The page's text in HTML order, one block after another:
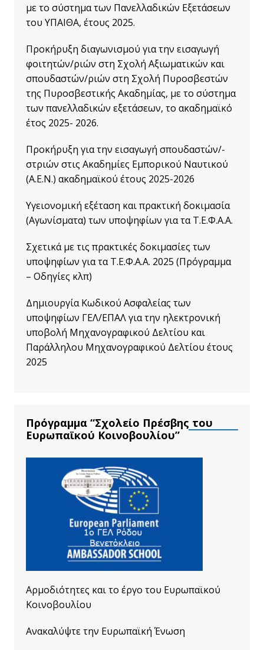
με το σύστημα των Πανελλαδικών Εξετάσεων
του ΥΠΑΙΘΑ, έτους 2025.
Προκήρυξη διαγωνισμού για την εισαγωγή
φοιτητών/ριών στη Σχολή Αξιωματικών και
σπουδαστών/ριών στη Σχολή Πυροσβεστών
της Πυροσβεστικής Ακαδημίας, με το σύστημα
των πανελλαδικών εξετάσεων, το ακαδημαϊκό
έτος 2025- 2026.
Προκήρυξη για την εισαγωγή σπουδαστών/-
στριών στις Ακαδημίες Εμπορικού Ναυτικού
(Α.Ε.Ν.) ακαδημαϊκού έτους 2025-2026
Υγειονομική εξέταση και πρακτική δοκιμασία
(Αγωνίσματα) των υποψηφίων για τα Τ.Ε.Φ.Α.Α.
Σχετικά με τις πρακτικές δοκιμασίες των
υποψηφίων για τα Τ.Ε.Φ.Α.Α. 2025 (Πρόγραμμα
– Οδηγίες κλπ)
Δημιουργία Κωδικού Ασφαλείας των
υποψηφίων ΓΕΛ/ΕΠΑΛ για την ηλεκτρονική
υποβολή Μηχανογραφικού Δελτίου και
Παράλληλου Μηχανογραφικού Δελτίου έτους
2025
Πρόγραμμα “Σχολείο Πρέσβης του
Ευρωπαϊκού Κοινοβουλίου”
Αρμοδιότητες και το έργο του Ευρωπαϊκού
Κοινοβουλίου
Ανακαλύψτε την Ευρωπαϊκή Ένωση